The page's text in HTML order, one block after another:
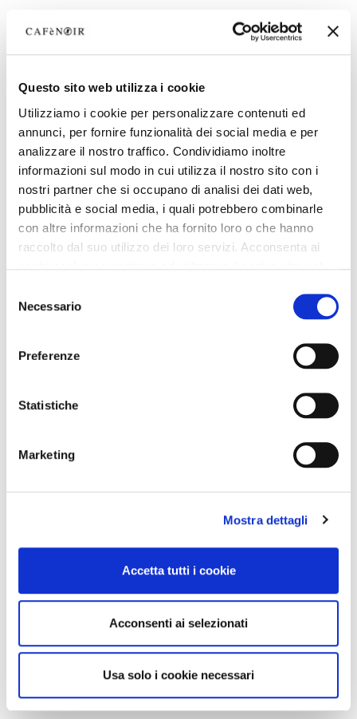
Questo sito web utilizza i cookie
Utilizziamo i cookie per personalizzare contenuti ed
annunci, per fornire funzionalità dei social media e per
analizzare il nostro traffico. Condividiamo inoltre
informazioni sul modo in cui utilizza il nostro sito con i
nostri partner che si occupano di analisi dei dati web,
pubblicità e social media, i quali potrebbero combinarle
con altre informazioni che ha fornito loro o che hanno
raccolto dal suo utilizzo dei loro servizi. Acconsenta ai
delNecessario
Preferenze
Statistiche
Marketing
Mostra dettagli
Accetta tutti i cookie
Acconsenti ai selezionati
Usa solo i cookie necessari